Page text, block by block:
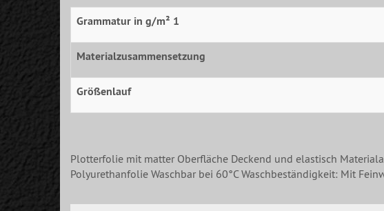
Grammatur in g/m² 1
Materialzusammensetzung
Größenlauf
Plotterfolie mit matter Oberfläche Deckend und elastisch
Polyurethanfolie Waschbar bei 60°C Waschbeständigkeit: Mit